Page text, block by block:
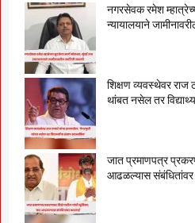
नगरसेवक रमेश
न्यायालयाने
शिक्षण व्यवस्थेवर राज
थांबत नसेल तर
जात प्रमाणपत्र
आढळल्यास संबंधितांवर